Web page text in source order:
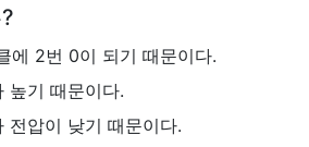
2번 0이 되기 때문이다.
기 때문이다.
압이 낮기 때문이다.